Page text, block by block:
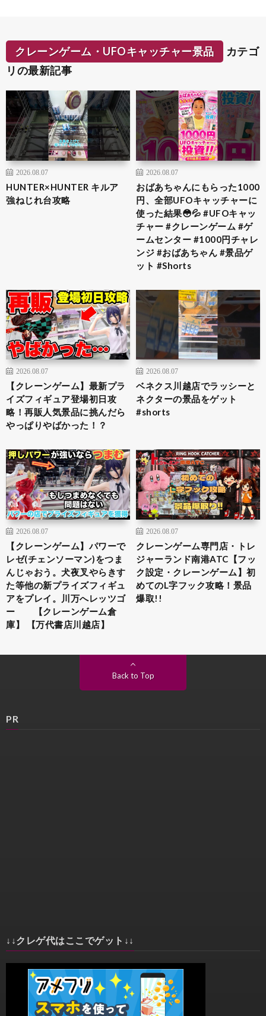
クレーンゲーム・UFOキャッチャー景品
カテゴ
リの最新記事
2026.08.07
HUNTER×HUNTER キルア
強ねじれ台攻略
2026.08.07
おばあちゃんにもらった1000
円、全部UFOキャッチャーに
使った結果😳💦 #UFOキャッ
チャー #クレーンゲーム #ゲ
ームセンター #1000円チャレ
ンジ #おばあちゃん #景品ゲ
ット #Shorts
2026.08.07
【クレーンゲーム】最新プラ
イズフィギュア登場初日攻
略！再販人気景品に挑んだら
やっぱりやばかった！？
2026.08.07
ベネクス川越店でラッシーと
ネクターの景品をゲット
#shorts
2026.08.07
【クレーンゲーム】パワーで
レゼ(チェンソーマン)をつま
んじゃおう。犬夜叉やらきす
た等他の新プライズフィギュ
アをプレイ。川万へレッツゴ
ー 【クレーンゲーム倉
庫】 【万代書店川越店】
2026.08.07
クレーンゲーム専門店・トレ
ジャーランド南港ATC【フッ
ク設定・クレーンゲーム】初
めてのL字フック攻略！景品
爆取!!
Back to Top
PR
↓↓クレゲ代はここでゲット↓↓